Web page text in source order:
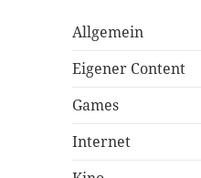
Allgemein
Eigener Content
Games
Internet